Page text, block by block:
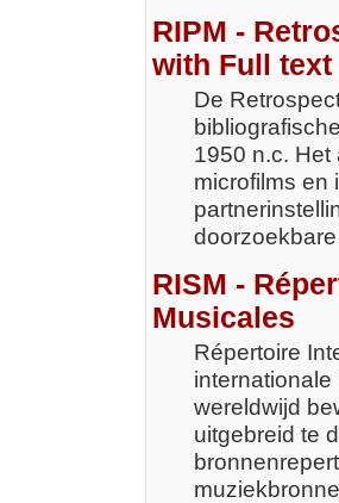
RIPM -
with Full text
De
1950 n.c. Het
microfilms en
RISM -
Musicales
Répertoire
wereldwijd
uitgebreid te